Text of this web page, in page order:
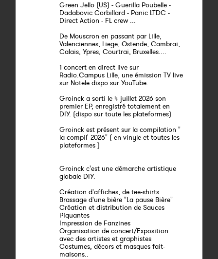
Green Jello (US) - Guerilla Poubelle -
Dadabovic Corbillard - Panic LTDC -
Direct Action - FL crew ...
De Mouscron en passant par Lille,
Valenciennes, Liege, Ostende, Cambrai,
Calais, Ypres, Courtrai, Bruxelles....
1 concert en direct live sur
Radio.Campus Lille, une émission TV live
sur Notele dispo sur YouTube.
Groinck a sorti le 4 juillet 2026 son
premier EP, enregistré totalement en
DIY. (dispo sur toute les plateformes)
Groinck est présent sur la compilation "
la compil' 2026" ( en vinyle et toutes les
plateformes )
Groinck c'est une démarche artistique
globale DIY:
Création d'affiches, de tee-shirts
Brassage d'une bière "La pause Bière"
Création et distribution de Sauces
Piquantes
Impression de Fanzines
Organisation de concert/Exposition
avec des artistes et graphistes
Costumes, décors et masques fait-
maisons..